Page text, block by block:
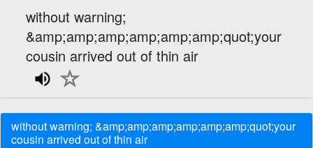
without warning;
&amp;amp;amp;amp;amp;amp;quot;your
cousin arrived out of thin air
without warning; &amp;amp;amp;amp;amp;amp;quot;your
cousin arrived out of thin air